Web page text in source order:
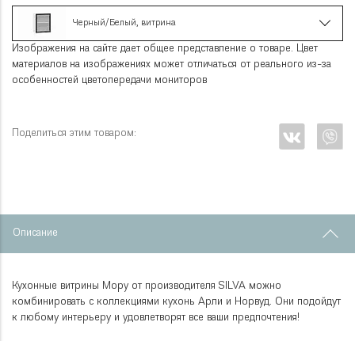
Черный/Белый, витрина
Изображения на сайте дает общее представление о товаре. Цвет
материалов на изображениях может отличаться от реального из-за
особенностей цветопередачи мониторов
Поделиться этим товаром:
Описание
Кухонные витрины Мору от производителя SILVA можно
комбинировать с коллекциями кухонь Арли и Норвуд. Они подойдут
к любому интерьеру и удовлетворят все ваши предпочтения!